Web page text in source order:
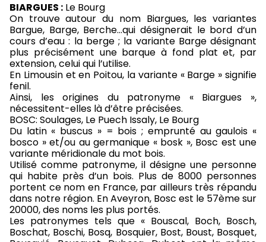
BIARGUES : Le Bourg
On trouve autour du nom Biargues, les variantes
Bargue, Barge, Berche…qui désignerait le bord d’un
cours d’eau : la berge ; la variante Barge désignant
plus précisément une barque à fond plat et, par
extension, celui qui l’utilise.
En Limousin et en Poitou, la variante « Barge » signifie
fenil.
Ainsi, les origines du patronyme « Biargues »,
nécessitent-elles là d’être précisées.
BOSC: Soulages, Le Puech Issaly, Le Bourg
Du latin « buscus » = bois ; emprunté au gaulois «
bosco » et/ou au germanique « bosk », Bosc est une
variante méridionale du mot bois.
Utilisé comme patronyme, il désigne une personne
qui habite près d’un bois. Plus de 8000 personnes
portent ce nom en France, par ailleurs très répandu
dans notre région. En Aveyron, Bosc est le 57ème sur
20000, des noms les plus portés.
Les patronymes tels que « Bouscal, Boch, Bosch,
Boschat, Boschi, Bosq, Bosquier, Bost, Boust, Bosquet,